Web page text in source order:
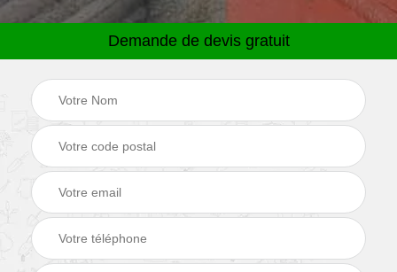
Demande de devis gratuit